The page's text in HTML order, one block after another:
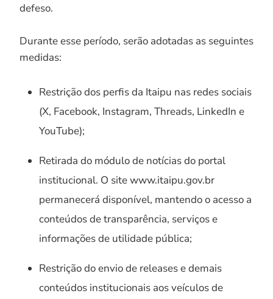
defeso.
Durante esse período, serão adotadas as seguintes
medidas:
Restrição dos perfis da Itaipu nas redes sociais
(X, Facebook, Instagram, Threads, LinkedIn e
YouTube);
Retirada do módulo de notícias do portal
institucional. O site www.itaipu.gov.br
permanecerá disponível, mantendo o acesso a
conteúdos de transparência, serviços e
informações de utilidade pública;
Restrição do envio de releases e demais
conteúdos institucionais aos veículos de